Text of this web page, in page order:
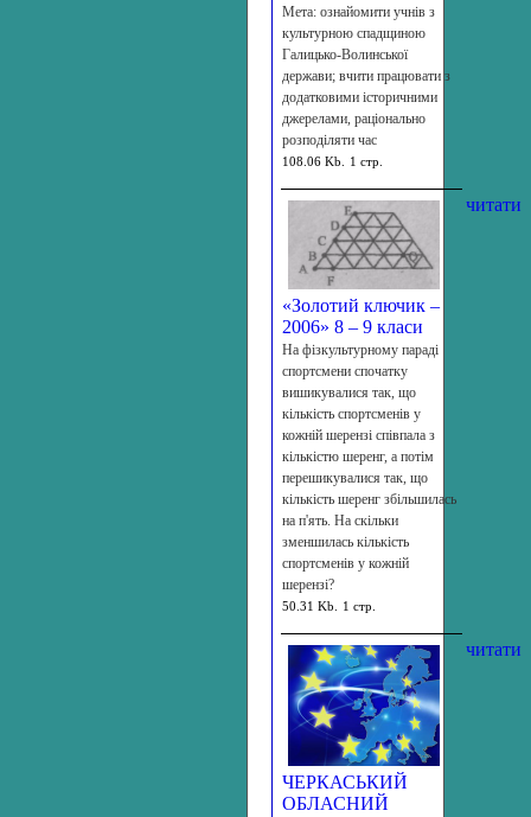
Мета: ознайомити учнів з
культурною спадщиною
Галицько-Волинської
держави; вчити працювати з
додатковими історичними
джерелами, раціонально
розподіляти час
108.06 Kb. 1 стр.
«Золотий ключик –
2006» 8 – 9 класи
На фізкультурному параді
спортсмени спочатку
вишикувалися так, що
кількість спортсменів у
кожній шерензі співпала з
кількістю шеренг, а потім
перешикувалися так, що
кількість шеренг збільшилась
на п'ять. На скільки
зменшилась кількість
спортсменів у кожній
шерензі?
50.31 Kb. 1 стр.
читати
ЧЕРКАСЬКИЙ
ОБЛАСНИЙ
читати